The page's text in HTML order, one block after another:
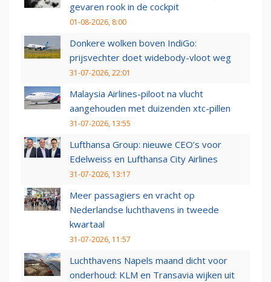
gevaren rook in de cockpit
01-08-2026, 8:00
Donkere wolken boven IndiGo:
prijsvechter doet widebody-vloot weg
31-07-2026, 22:01
Malaysia Airlines-piloot na vlucht
aangehouden met duizenden xtc-pillen
31-07-2026, 13:55
Lufthansa Group: nieuwe CEO’s voor
Edelweiss en Lufthansa City Airlines
31-07-2026, 13:17
Meer passagiers en vracht op
Nederlandse luchthavens in tweede
kwartaal
31-07-2026, 11:57
Luchthavens Napels maand dicht voor
onderhoud: KLM en Transavia wijken uit